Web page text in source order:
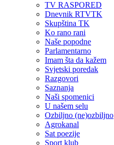
TV RASPORED
Dnevnik RTVTK
Skupština TK
Ko rano rani
Naše popodne
Parlamentarno
Imam šta da kažem
Svjetski poredak
Razgovori
Saznanja
Naši spomenici
U našem selu
Ozbiljno (ne)ozbiljno
Agrokanal
Sat poezije
Sport klub